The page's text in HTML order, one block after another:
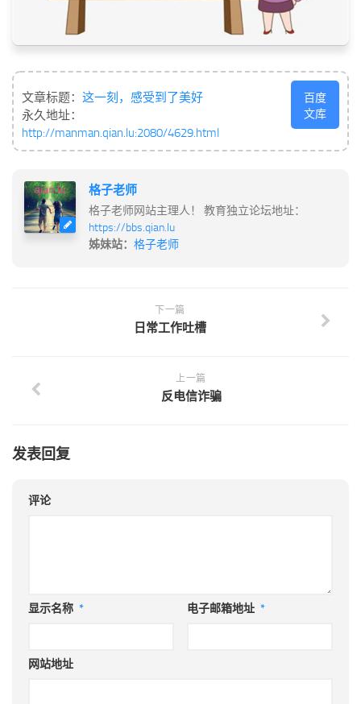
文章标题： 这一刻，感受到了美好
永久地址：
http://manman.qian.lu:2080/4629.html
百度
文库
格子老师
格子老师网站主理人！ 教育独立论坛地址：
https://bbs.qian.lu
姊妹站： 格子老师
下一篇
日常工作吐槽
上一篇
反电信诈骗
发表回复
评论
显示名称 * 电子邮箱地址 *
网站地址